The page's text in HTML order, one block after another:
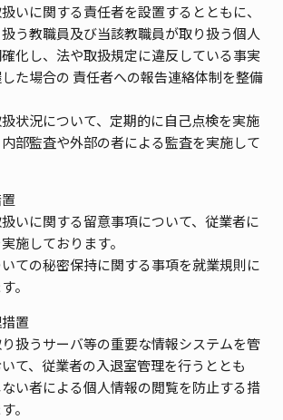
いに関する責任者を設置するとともに、
う教職員及び当該教職員が取り扱う個人
化し、法や取扱規定に違反している事実
た場合の 責任者への報告連絡体制を整備
扱状況について、定期的に自己点検を実施
部監査や外部の者による監査を実施して
扱いに関する留意事項について、従業者に
施しております。
いての秘密保持に関する事項を就業規則に
。
置
り扱うサーバ等の重要な情報システムを管
て、従業者の入退室管理を行うととも
い者による個人情報の閲覧を防止する措
。